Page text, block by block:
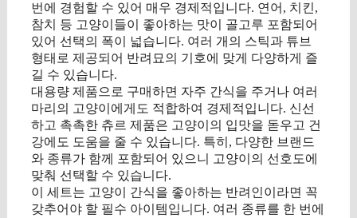
번에 경험할 수 있어 매우 경제적입니다. 연어, 치킨,
참치 등 고양이들이 좋아하는 맛이 골고루 포함되어
있어 선택의 폭이 넓습니다. 여러 개의 스틱과 튜브
형태로 제공되어 반려묘의 기호에 맞게 다양하게 즐
길 수 있습니다.
대용량 제품으로 구매하면 자주 간식을 주거나 여러
마리의 고양이에게도 적합하여 경제적입니다. 신선
하고 촉촉한 츄르 제품은 고양이의 입맛을 돋우고 건
강에도 도움을 줄 수 있습니다. 특히, 다양한 브랜드
와 종류가 함께 포함되어 있으니 고양이의 선호도에
맞춰 선택할 수 있습니다.
이 세트는 고양이 간식을 좋아하는 반려인이라면 꼭
갖추어야 할 필수 아이템입니다. 여러 종류를 한 번에